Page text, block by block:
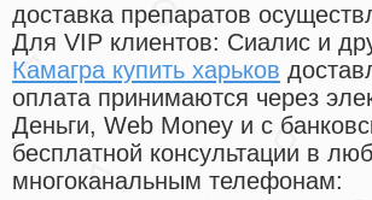
доставка препаратов
Для VIP клиентов: Сиалис и
Камагра купить харьков
оплата принимаются через
Деньги, Web Money и с
бесплатной консультации в
многоканальным телефонам: